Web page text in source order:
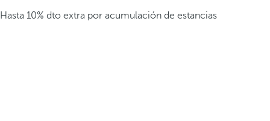
Hasta 10% dto extra por acumulación de estancias